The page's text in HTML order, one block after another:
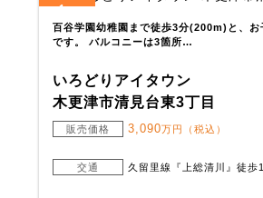
1
百谷学園幼稚園まで徒歩3分(200m)と、お
です。 バルコニーは3箇所…
いろどりアイタウン
木更津市清見台東3丁目
販売価格 3,090万円（税込）
交通 久留里線『上総清川』徒歩